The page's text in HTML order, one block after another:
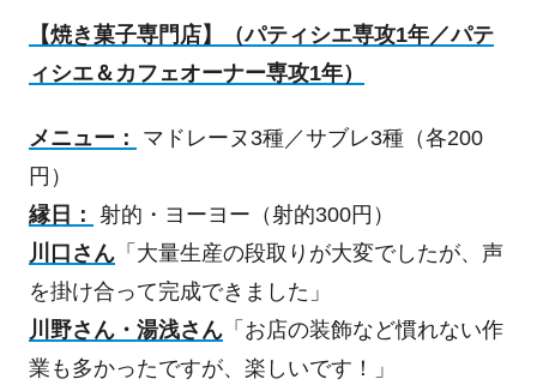
【焼き菓子専門店】（パティシエ専攻1年／パテ
ィシエ＆カフェオーナー専攻1年）
メニュー： マドレーヌ 3種／サブレ3種（各200
円）
縁日： 射的・ヨーヨー（射的300円）
川口さん「大量生産の段取りが大変でしたが、声
を掛け合って完成できました」
川野さん・湯浅さん「お店の装飾など慣れない作
業も多かったですが、楽しいです！」